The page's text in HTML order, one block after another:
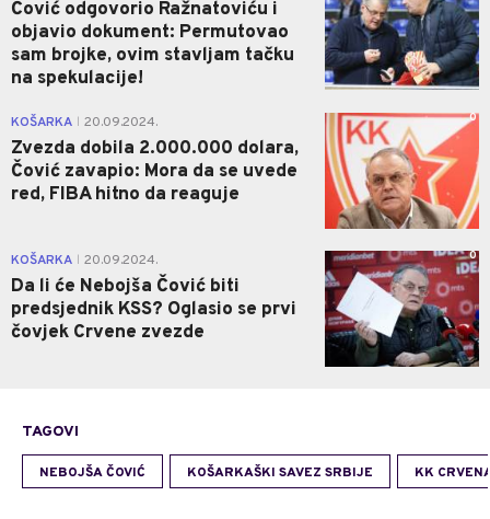
Čović odgovorio Ražnatoviću i
objavio dokument: Permutovao
sam brojke, ovim stavljam tačku
na spekulacije!
KOŠARKA 20.09.2024.
Zvezda dobila 2.000.000 dolara,
Čović zavapio: Mora da se uvede
red, FIBA hitno da reaguje
0
KOŠARKA 20.09.2024.
Da li će Nebojša Čović biti
predsjednik KSS? Oglasio se prvi
čovjek Crvene zvezde
0
TAGOVI
NEBOJŠA ČOVIĆ KOŠARKAŠKI SAVEZ SRBIJE KK